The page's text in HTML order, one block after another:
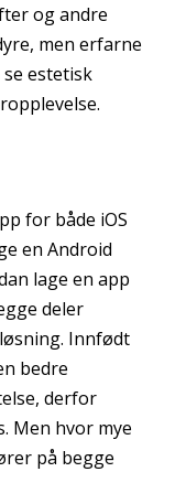
og andre
men erfarne
estetisk
for både iOS
en Android
lage en app
deler
Innfødt
bedre
derfor
Men hvor mye
på begge